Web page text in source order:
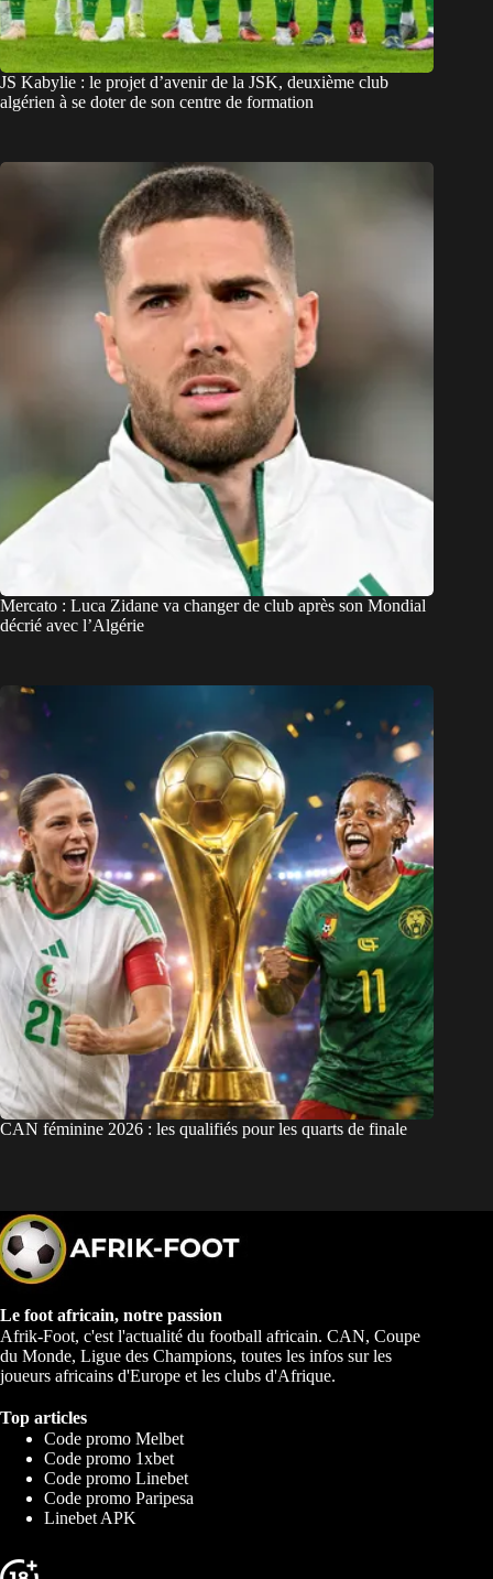
JS Kabylie : le projet d’avenir de la JSK, deuxième club
algérien à se doter de son centre de formation
Mercato : Luca Zidane va changer de club après son Mondial
décrié avec l’Algérie
CAN féminine 2026 : les qualifiés pour les quarts de finale
Le foot africain, notre passion
Afrik-Foot, c'est l'actualité du football africain. CAN, Coupe
du Monde, Ligue des Champions, toutes les infos sur les
joueurs africains d'Europe et les clubs d'Afrique.
Top articles
Code promo Melbet
Code promo 1xbet
Code promo Linebet
Code promo Paripesa
Linebet APK